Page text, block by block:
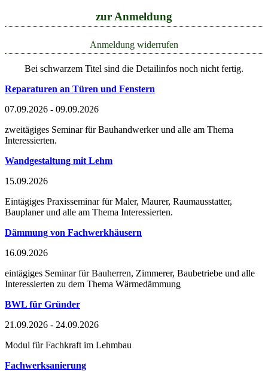
zur Anmeldung
Anmeldung widerrufen
Bei schwarzem Titel sind die Detailinfos noch nicht fertig.
Reparaturen an Türen und Fenstern
07.09.2026 - 09.09.2026
zweitägiges Seminar für Bauhandwerker und alle am Thema
Interessierten.
Wandgestaltung mit Lehm
15.09.2026
Eintägiges Praxisseminar für Maler, Maurer, Raumausstatter,
Bauplaner und alle am Thema Interessierten.
Dämmung von Fachwerkhäusern
16.09.2026
eintägiges Seminar für Bauherren, Zimmerer, Baubetriebe und alle
Interessierten zu dem Thema Wärmedämmung
BWL für Gründer
21.09.2026 - 24.09.2026
Modul für Fachkraft im Lehmbau
Fachwerksanierung